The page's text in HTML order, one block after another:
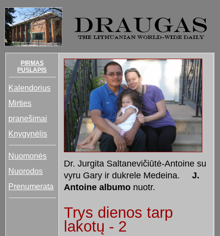
PIRMAS
PUSLAPIS
Kalendorius
Mirties
pranešimai
Knygynėlis
Nuomonės
Nuorodos
Prenumerata
Dr. Jurgita Saltanevičiūtė-Antoine su
vyru Gary ir dukrele Medeina. J.
Antoine albumo nuotr.
Trys dienos tarp
lakotų - 2